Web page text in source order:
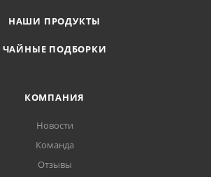
НАШИ ПРОДУКТЫ
ЧАЙНЫЕ ПОДБОРКИ
КОМПАНИЯ
Новости
Команда
Отзывы